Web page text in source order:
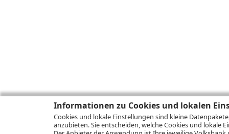
Informationen zu Cookies und lokalen
Cookies und lokale Einstellungen sind kleine
anzubieten. Sie entscheiden, welche Cookies und lokale